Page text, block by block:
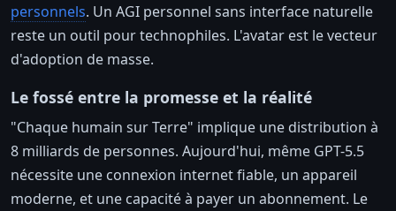
personnels. Un AGI personnel sans interface naturelle
reste un outil pour technophiles. L'avatar est le vecteur
d'adoption de masse.
Le fossé entre la promesse et la réalité
"Chaque humain sur Terre" implique une distribution à
8 milliards de personnes. Aujourd'hui, même GPT-5.5
nécessite une connexion internet fiable, un appareil
moderne, et une capacité à payer un abonnement. Le